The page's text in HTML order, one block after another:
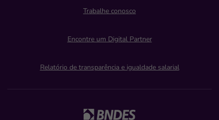
Trabalhe conosco
Encontre um Digital Partner
Relatório de transparência e igualdade salarial